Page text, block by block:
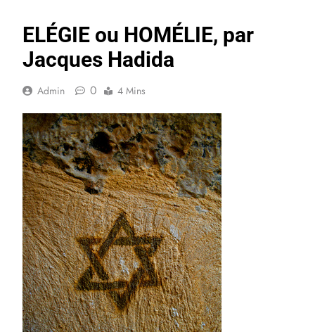
ELÉGIE ou HOMÉLIE, par
Jacques Hadida
Admin 0 4 Mins